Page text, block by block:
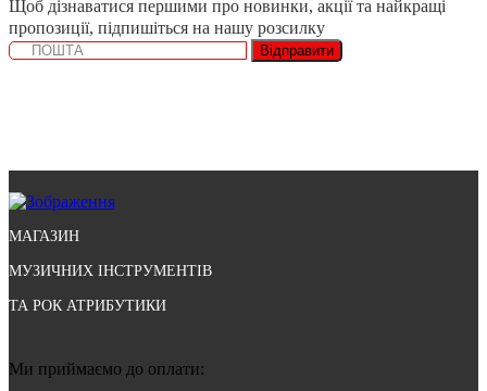
Щоб дізнаватися першими про новинки, акції та найкращі
пропозиції, підпишіться на нашу розсилку
Відправити
МАГАЗИН
МУЗИЧНИХ ІНСТРУМЕНТІВ
ТА РОК АТРИБУТИКИ
Ми приймаємо до оплати: